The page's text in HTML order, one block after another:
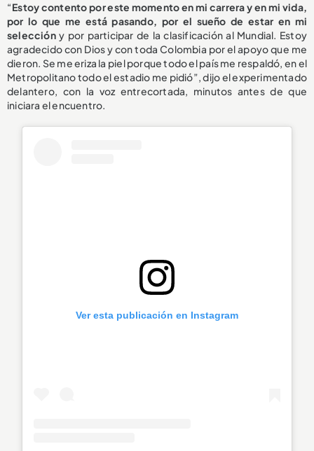
“Estoy contento por este momento en mi carrera y en mi vida,
por lo que me está pasando, por el sueño de estar en mi
seleccióny por participar de la clasificación al Mundial. Estoy
agradecido con Dios y con toda Colombia por el apoyo que me
dieron. Se me eriza la piel porque todo el país me respaldó, en el
Metropolitano todo el estadio me pidió”, dijo el experimentado
delantero, con la voz entrecortada, minutos antes de que
iniciara el encuentro.
Ver esta publicación en Instagram